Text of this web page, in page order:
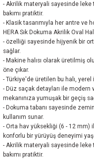
- Akrilik materyali sayesinde
bakımı pratiktir.
- Klasik tasarımıyla her antre ve
HERA Sık Dokuma Akrilik Oval
- özelliği sayesinde hijyenik bir
sağlar.
- Makine halısı olarak üretilmiş
öne çıkar.
- Türkiye'de üretilen bu halı,
- Düz saçak detayları ile
mekanınıza yumuşak bir geçiş
- Dokuma tabanı sayesinde
kullanım sunar.
- Orta hav yüksekliği (6 - 12 mm)
konforlu bir yürüyüş deneyimi
- Akrilik materyali sayesinde
bakımı pratiktir.